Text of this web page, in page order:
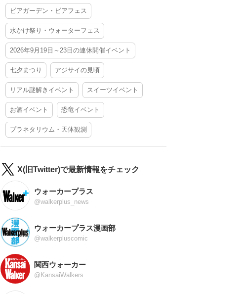
ビアガーデン・ビアフェス
水かけ祭り・ウォーターフェス
2026年9月19日～23日の連休開催イベント
七夕まつり アジサイの見頃
リアル謎解きイベント スイーツイベント
お酒イベント 恐竜イベント
プラネタリウム・天体観測
X(旧Twitter)で最新情報をチェック
ウォーカープラス
@walkerplus_news
ウォーカープラス漫画部
@walkerpluscomic
関西ウォーカー
@KansaiWalkers